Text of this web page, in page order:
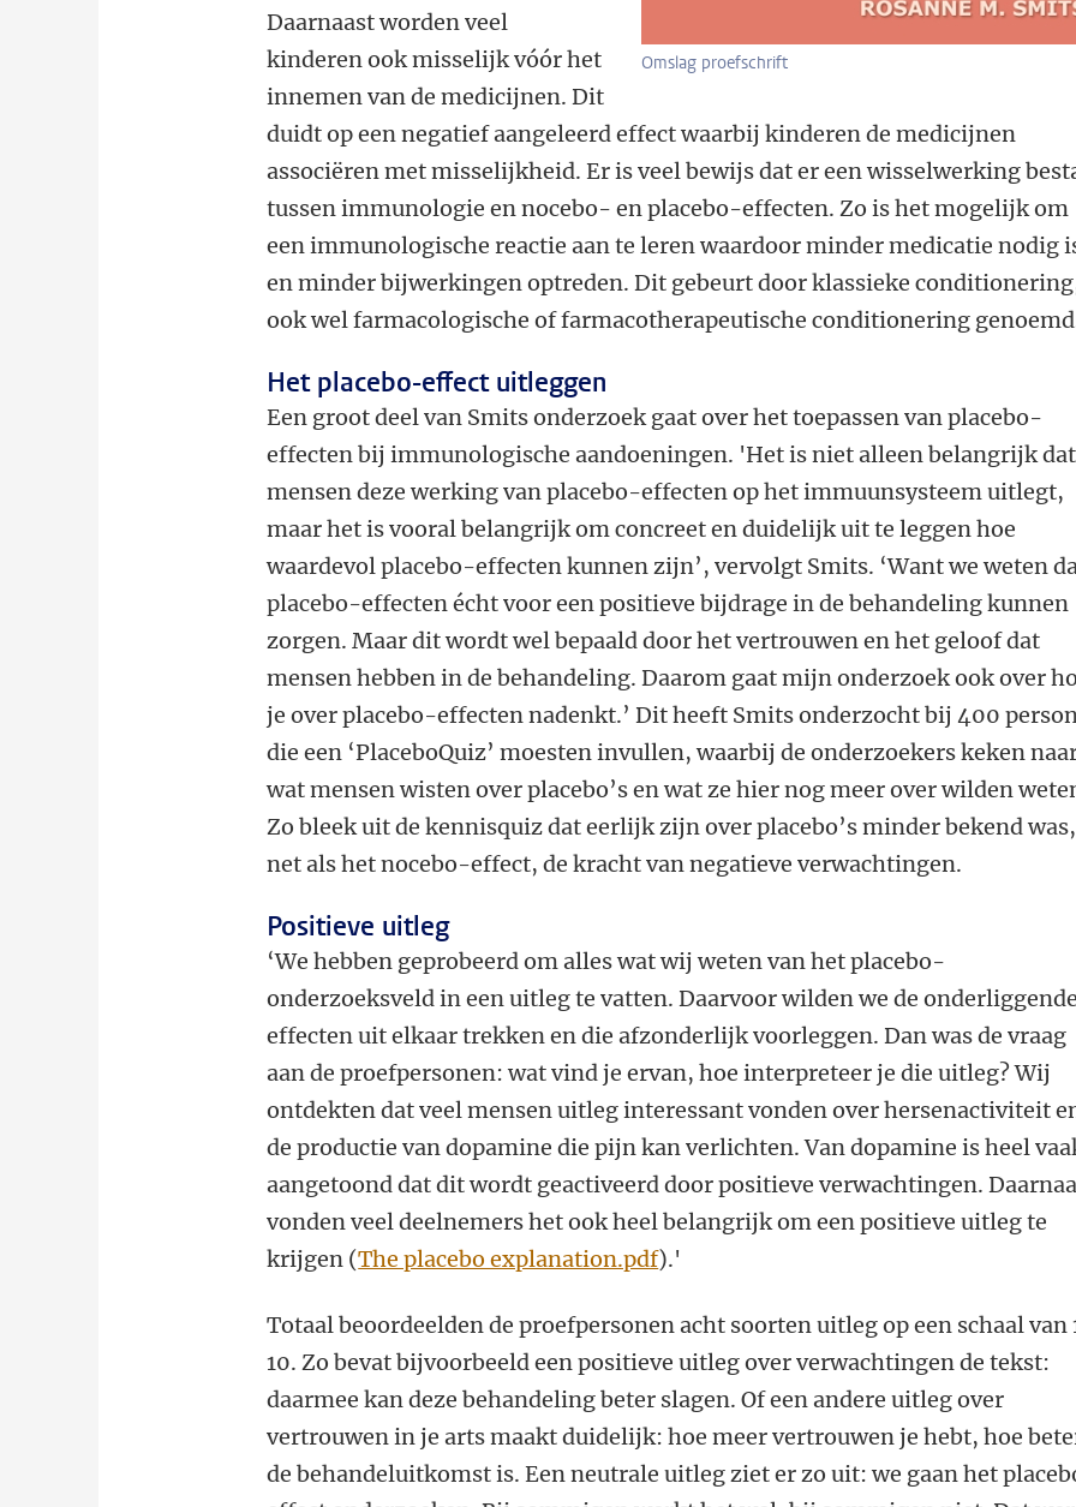
Omslag proefschrift
Daarnaast worden veel
kinderen ook misselijk vóór het
innemen van de medicijnen. Dit
duidt op een negatief aangeleerd effect waarbij kinderen de medicijnen
associëren met misselijkheid. Er is veel bewijs dat er een wisselwerking
tussen immunologie en nocebo- en placebo-effecten. Zo is het mogelijk om
een immunologische reactie aan te leren waardoor minder medicatie nodig
en minder bijwerkingen optreden. Dit gebeurt door klassieke
ook wel farmacologische of farmacotherapeutische conditionering
Het placebo-effect uitleggen
Een groot deel van Smits onderzoek gaat over het toepassen van placebo-
effecten bij immunologische aandoeningen. 'Het is niet alleen belangrijk
mensen deze werking van placebo-effecten op het immuunsysteem uitlegt,
maar het is vooral belangrijk om concreet en duidelijk uit te leggen hoe
waardevol placebo-effecten kunnen zijn’, vervolgt Smits. ‘Want we weten
placebo-effecten écht voor een positieve bijdrage in de behandeling kunnen
zorgen. Maar dit wordt wel bepaald door het vertrouwen en het geloof dat
mensen hebben in de behandeling. Daarom gaat mijn onderzoek ook over
je over placebo-effecten nadenkt.’ Dit heeft Smits onderzocht bij 400
die een ‘PlaceboQuiz’ moesten invullen, waarbij de onderzoekers keken
wat mensen wisten over placebo’s en wat ze hier nog meer over wilden
Zo bleek uit de kennisquiz dat eerlijk zijn over placebo’s minder bekend was,
net als het nocebo-effect, de kracht van negatieve verwachtingen.
Positieve uitleg
‘We hebben geprobeerd om alles wat wij weten van het placebo-
onderzoeksveld in een uitleg te vatten. Daarvoor wilden we de onderliggende
effecten uit elkaar trekken en die afzonderlijk voorleggen. Dan was de vraag
aan de proefpersonen: wat vind je ervan, hoe interpreteer je die uitleg? Wij
ontdekten dat veel mensen uitleg interessant vonden over hersenactiviteit
de productie van dopamine die pijn kan verlichten. Van dopamine is heel
aangetoond dat dit wordt geactiveerd door positieve verwachtingen.
vonden veel deelnemers het ook heel belangrijk om een positieve uitleg te
krijgen (The placebo explanation.pdf).'
Totaal beoordeelden de proefpersonen acht soorten uitleg op een schaal van
10. Zo bevat bijvoorbeeld een positieve uitleg over verwachtingen de tekst:
daarmee kan deze behandeling beter slagen. Of een andere uitleg over
vertrouwen in je arts maakt duidelijk: hoe meer vertrouwen je hebt, hoe
de behandeluitkomst is. Een neutrale uitleg ziet er zo uit: we gaan het